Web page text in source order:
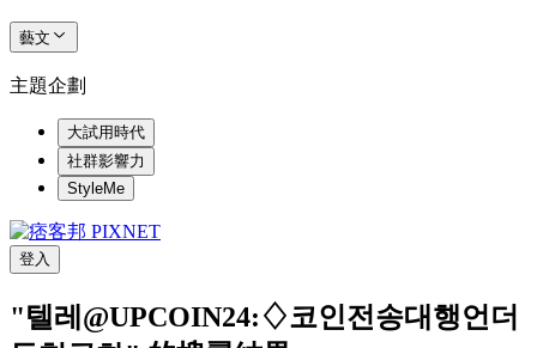
藝文
主題企劃
大試用時代
社群影響力
StyleMe
登入
"텔레@UPCOIN24:♢코인전송대행언더